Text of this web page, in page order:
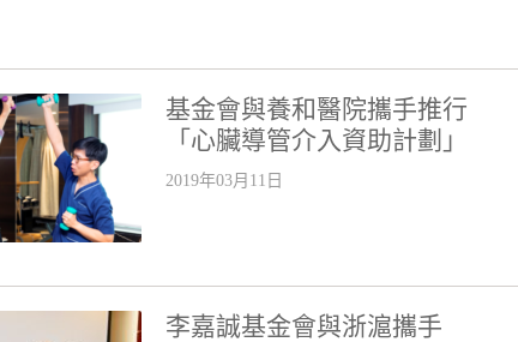
基金會與養和醫院攜手推行
「心臟導管介入資助計劃」
2019年03月11日
李嘉誠基金會與浙滬攜手